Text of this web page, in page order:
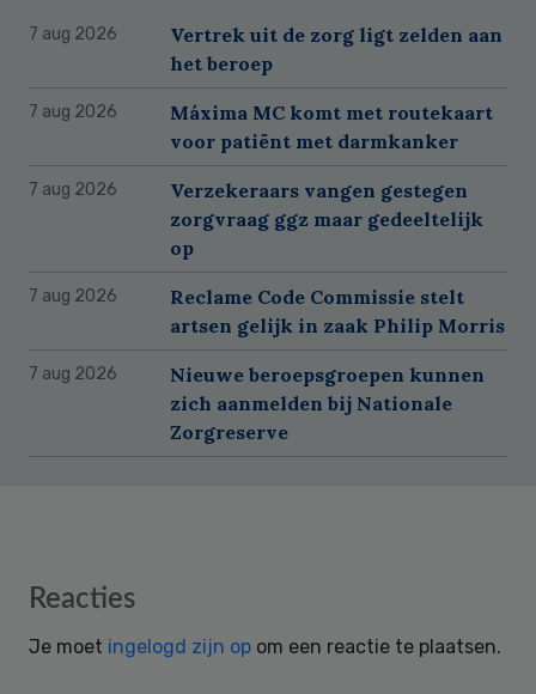
7 aug 2026
Vertrek uit de zorg ligt zelden aan
het beroep
7 aug 2026
Máxima MC komt met routekaart
voor patiënt met darmkanker
7 aug 2026
Verzekeraars vangen gestegen
zorgvraag ggz maar gedeeltelijk
op
7 aug 2026
Reclame Code Commissie stelt
artsen gelijk in zaak Philip Morris
7 aug 2026
Nieuwe beroepsgroepen kunnen
zich aanmelden bij Nationale
Zorgreserve
Reader
Reacties
Je moet ingelogd zijn op om een reactie te plaatsen.